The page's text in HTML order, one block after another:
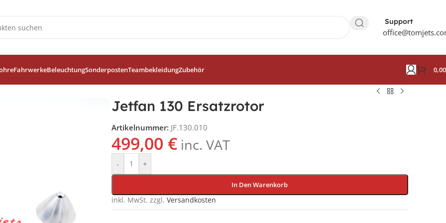
Support
FahrwerkeBeleuchtungSonderpostenTeambekleidungZubehör
Jetfan 130 Ersatzrotor
Artikelnummer: JF.130.010
499,00 €inc. VAT
- +
In Den Warenkorb
inkl. MwSt. zzgl. Versandkosten